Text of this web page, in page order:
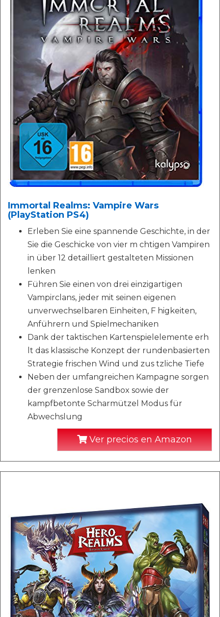
Immortal Realms: Vampire Wars
(PlayStation PS4)
Erleben Sie eine spannende Geschichte, in der
Sie die Geschicke von vier m chtigen Vampiren
in über 12 detailliert gestalteten Missionen
lenken
Führen Sie einen von drei einzigartigen
Vampirclans, jeder mit seinen eigenen
unverwechselbaren Einheiten, F higkeiten,
Anführern und Spielmechaniken
Dank der taktischen Kartenspielelemente erh
lt das klassische Konzept der rundenbasierten
Strategie frischen Wind und zus tzliche Tiefe
Neben der umfangreichen Kampagne sorgen
der grenzenlose Sandbox sowie der
kampfbetonte Scharmützel Modus für
Abwechslung
Ver precios en Amazon